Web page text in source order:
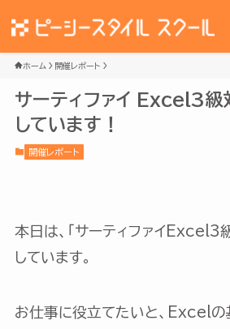
ホーム 開催レポート
サーティファイ Excel3級
しています！
開催レポート
本日は、「サーティファイExcel3
しています。
お仕事に役立てたいと、Excelの